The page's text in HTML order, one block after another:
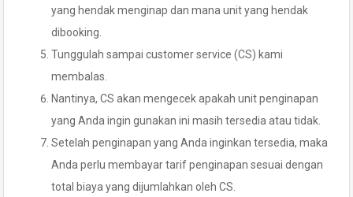
yang hendak menginap dan mana unit yang hendak
dibooking.
Tunggulah sampai customer service (CS) kami
membalas.
Nantinya, CS akan mengecek apakah unit penginapan
yang Anda ingin gunakan ini masih tersedia atau tidak.
Setelah penginapan yang Anda inginkan tersedia, maka
Anda perlu membayar tarif penginapan sesuai dengan
total biaya yang dijumlahkan oleh CS.